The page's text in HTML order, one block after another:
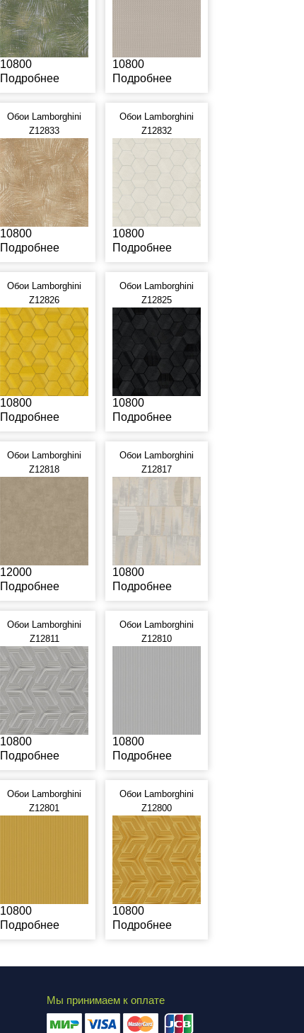
10800
Подробнее
10800
Подробнее
Обои Lamborghini
Z12833
10800
Подробнее
Обои Lamborghini
Z12832
10800
Подробнее
Обои Lamborghini
Z12826
10800
Подробнее
Обои Lamborghini
Z12825
10800
Подробнее
Обои Lamborghini
Z12818
12000
Подробнее
Обои Lamborghini
Z12817
10800
Подробнее
Обои Lamborghini
Z12811
10800
Подробнее
Обои Lamborghini
Z12810
10800
Подробнее
Обои Lamborghini
Z12801
10800
Подробнее
Обои Lamborghini
Z12800
10800
Подробнее
Мы принимаем к оплате